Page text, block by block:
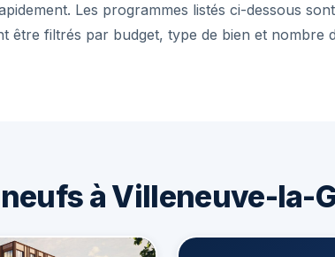
Les programmes listés ci-dessous
être filtrés par budget, type de bien et nombre
à Villeneuve-la-